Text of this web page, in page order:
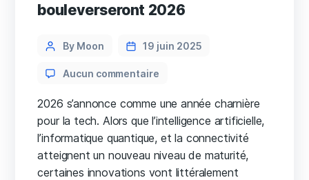
bouleverseront 2026
By Moon 19 juin 2025
Aucun commentaire
2026 s’annonce comme une année charnière
pour la tech. Alors que l’intelligence artificielle,
l’informatique quantique, et la connectivité
atteignent un nouveau niveau de maturité,
certaines innovations vont littéralement